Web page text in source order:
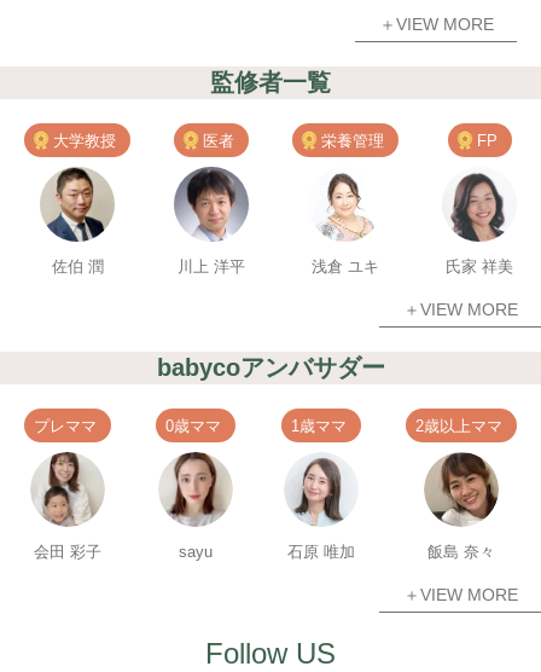
＋VIEW MORE
監修者一覧
大学教授
佐伯 潤
医者
川上 洋平
栄養管理
浅倉 ユキ
FP
氏家 祥美
＋VIEW MORE
babycoアンバサダー
プレママ
会田 彩子
0歳ママ
sayu
1歳ママ
石原 唯加
2歳以上ママ
飯島 奈々
＋VIEW MORE
Follow US